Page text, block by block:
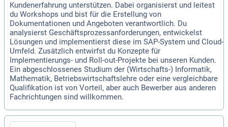
Kundenerfahrung unterstützen. Dabei organisierst und leitest
du Workshops und bist für die Erstellung von
Dokumentationen und Angeboten verantwortlich. Du
analysierst Geschäftsprozessanforderungen, entwickelst
Lösungen und implementierst diese im SAP-System und Cloud-
Umfeld. Zusätzlich entwirfst du Konzepte für
Implementierungs- und Roll-out-Projekte bei unseren Kunden.
Ein abgeschlossenes Studium der (Wirtschafts-) Informatik,
Mathematik, Betriebswirtschaftslehre oder eine vergleichbare
Qualifikation ist von Vorteil, aber auch Bewerber aus anderen
Fachrichtungen sind willkommen.